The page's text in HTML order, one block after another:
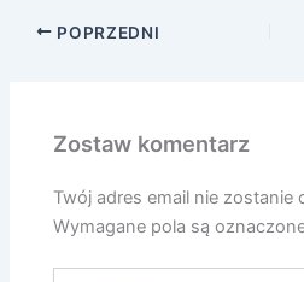
POPRZEDNI
Zostaw komentarz
Twój adres email nie zostanie
Wymagane pola są